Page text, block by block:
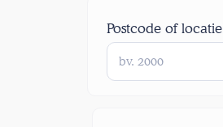
Postcode of locatie